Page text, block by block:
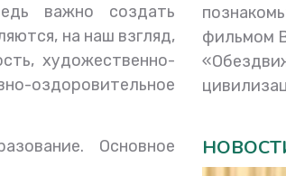
важно создать
на наш взгляд,
художественно-
оздоровительное
Основное
фильмом